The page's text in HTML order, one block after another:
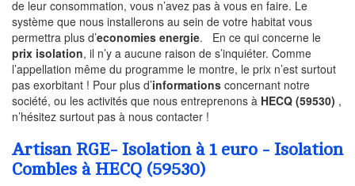
de leur consommation, vous n’avez pas à vous en faire. Le
système que nous installerons au sein de votre habitat vous
permettra plus d’economies energie. En ce qui concerne le
prix isolation, il n’y a aucune raison de s’inquiéter. Comme
l’appellation même du programme le montre, le prix n’est surtout
pas exorbitant ! Pour plus d’informations concernant notre
société, ou les activités que nous entreprenons à HECQ (59530) ,
n’hésitez surtout pas à nous contacter !
Artisan RGE- Isolation à 1 euro - Isolation
Combles à HECQ (59530)